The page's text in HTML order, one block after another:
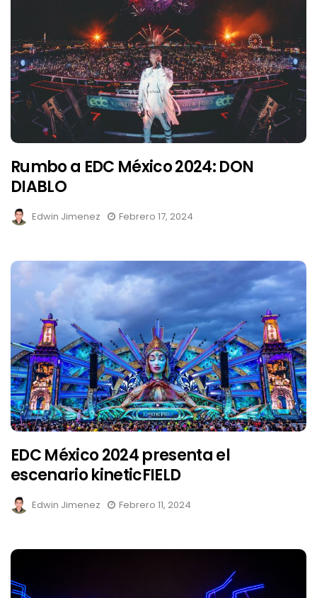
Rumbo a EDC México 2024: DON
DIABLO
Edwin Jimenez Febrero 17, 2024
EDC México 2024 presenta el
escenario kineticFIELD
Edwin Jimenez Febrero 11, 2024